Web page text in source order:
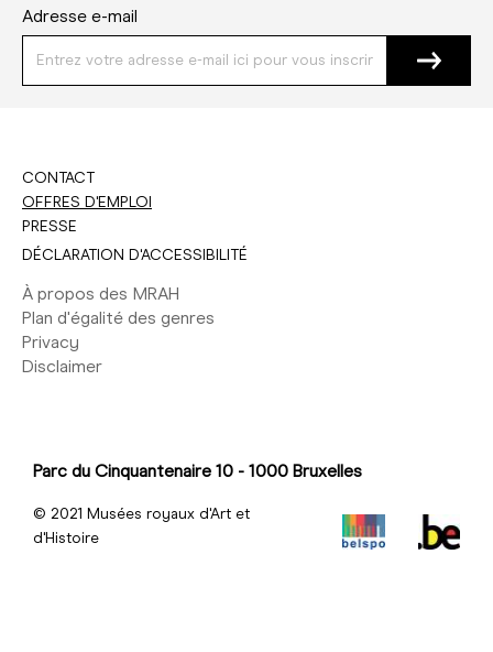
Adresse e-mail
CONTACT
OFFRES D'EMPLOI
PRESSE
DÉCLARATION D'ACCESSIBILITÉ
À propos des MRAH
Plan d'égalité des genres
Privacy
Disclaimer
Parc du Cinquantenaire 10 - 1000 Bruxelles
© 2021 Musées royaux d'Art et
d'Histoire